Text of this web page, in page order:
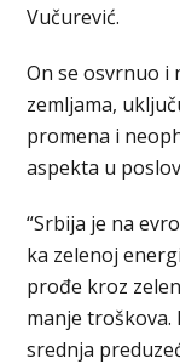
Vučurević.
On se osvrnuo i
zemljama,
promena i
aspekta u
“Srbija je na
ka zelenoj
prođe kroz
manje troškova.
srednja